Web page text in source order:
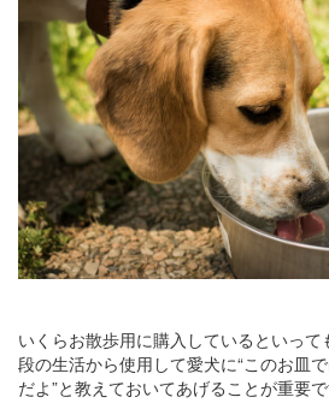
いくらお散歩用に購入しているといっ
段の生活から使用して愛犬に“このお皿
だよ”と教えておいてあげることが重要で